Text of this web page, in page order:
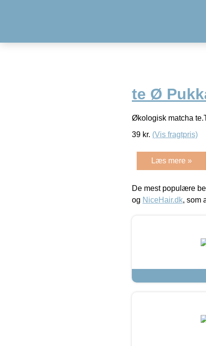
te Ø
Økologisk matcha
39 kr. (Vis fragtpris)
Læs mere »
De mest populære
og NiceHair.dk, som